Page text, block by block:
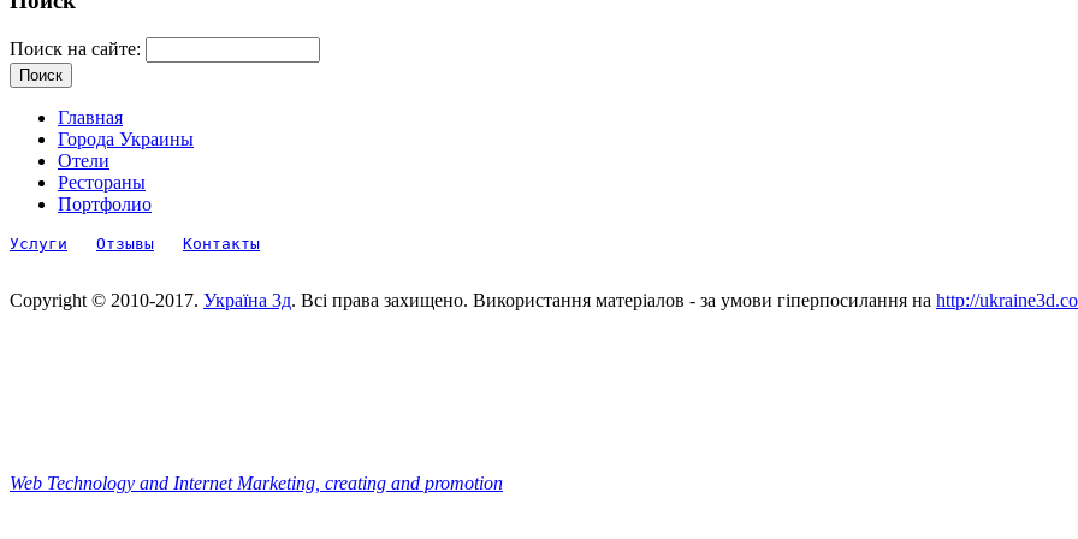
Поиск на сайте:
Главная
Города Украины
Отели
Рестораны
Портфолио
Услуги Отзывы Контакты
Copyright © 2010-2017. Україна 3д. Всі права захищено. Використання матеріалов - за умови гіперпосилання на http://
Web Technology and Internet Marketing, сreating and promotion